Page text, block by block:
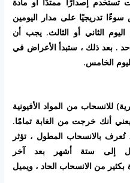
تستخدم إصدارًا ممتدًا أو مادة
سوءًا تدريجيًا على مدار اليومين
الثاني أو الثالث. يجب أن
. بعد ذلك ، ستبدأ الأعراض في
الخامس.
للانسحاب من المواد الأفيونية
أنك خرجت من الغابة تمامًا.
تُعرف بالانسحاب المطول ، تؤثر
إلى ستة أشهر بعد آخر
من الانسحاب الحاد ، ويميل